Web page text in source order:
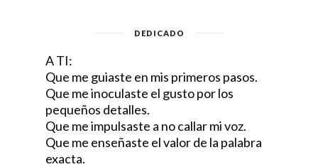
DEDICADO
A TI:
Que me guiaste en mis primeros pasos.
Que me inoculaste el gusto por los
pequeños detalles.
Que me impulsaste a no callar mi voz.
Que me enseñaste el valor de la palabra
exacta.